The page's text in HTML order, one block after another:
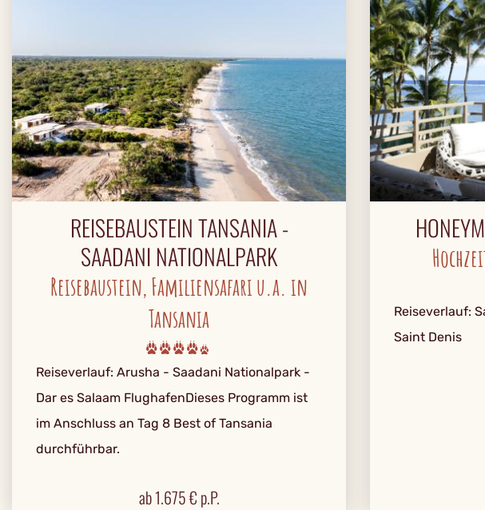
REISEBAUSTEIN TANSANIA -
SAADANI NATIONALPARK
Reisebaustein, Familiensafari u.a. in
Tansania
Reiseverlauf: Arusha - Saadani Nationalpark -
Dar es Salaam FlughafenDieses Programm ist
im Anschluss an Tag 8 Best of Tansania
durchführbar.
ab1.675€ p.P.
Reiseverlauf:
Saint Denis